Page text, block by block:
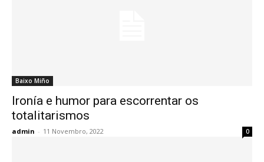
Baixo Miño
Ironía e humor para escorrentar os
totalitarismos
admin - 11 Novembro, 2022 0